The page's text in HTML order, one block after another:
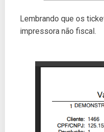
Lembrando que os
impressora não fiscal.